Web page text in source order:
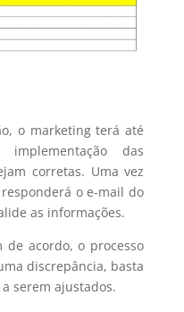
o marketing terá até
das
corretas. Uma vez
o e-mail do
as informações.
de acordo, o processo
discrepância, basta
serem ajustados.